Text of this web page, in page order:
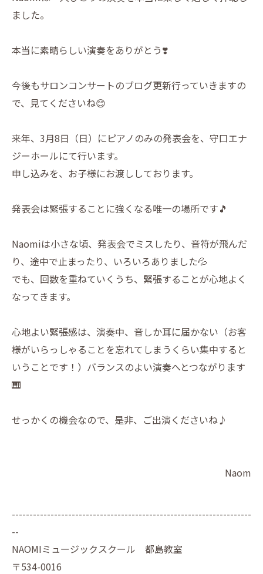
ました。
本当に素晴らしい演奏をありがとう❣️
今後もサロンコンサートのブログ更新行っていきますの
で、見てくださいね😊
来年、3月8日（日）にピアノのみの発表会を、守口エナ
ジーホールにて行います。
申し込みを、お子様にお渡ししております。
発表会は緊張することに強くなる唯一の場所です🎵
Naomiは小さな頃、発表会でミスしたり、音符が飛んだ
り、途中で止まったり、いろいろありました💦
でも、回数を重ねていくうち、緊張することが心地よく
なってきます。
心地よい緊張感は、演奏中、音しか耳に届かない（お客
様がいらっしゃることを忘れてしまうくらい集中すると
いうことです！）バランスのよい演奏へとつながります
🎹
せっかくの機会なので、是非、ご出演くださいね♪
Naom
--------------------------------------------------------------------
--
NAOMIミュージックスクール 都島教室
〒534-0016